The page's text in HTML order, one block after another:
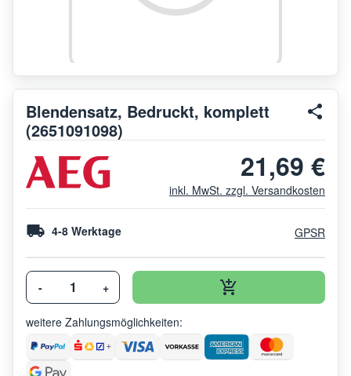
Blendensatz, Bedruckt, komplett
(2651091098)
21,69 €
inkl. MwSt. zzgl. Versandkosten
4-8 Werktage GPSR
- +
weitere Zahlungsmöglichkeiten: